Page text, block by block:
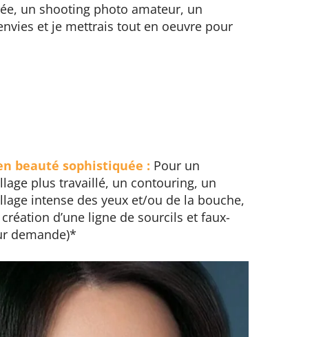
un shooting photo amateur, un
et je mettrais tout en oeuvre pour
beauté sophistiquée : Pour un
plus travaillé, un contouring, un
intense des yeux et/ou de la bouche,
d’une ligne de sourcils et faux-
demande)*